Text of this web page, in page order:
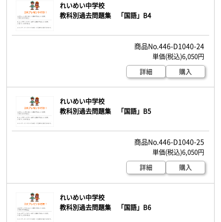
れいめい中学校
教科別過去問題集 「国語」B4
446-D1040-24
6,050円
詳細
購入
れいめい中学校
教科別過去問題集 「国語」B5
446-D1040-25
6,050円
詳細
購入
れいめい中学校
教科別過去問題集 「国語」B6